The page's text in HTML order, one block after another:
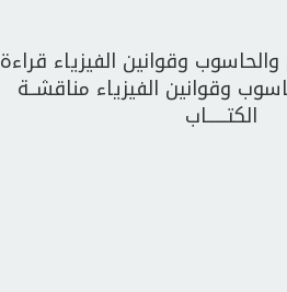
وقوانين الفيزياء قراءة
وقوانين الفيزياء مناقشــة
الكتــــــاب